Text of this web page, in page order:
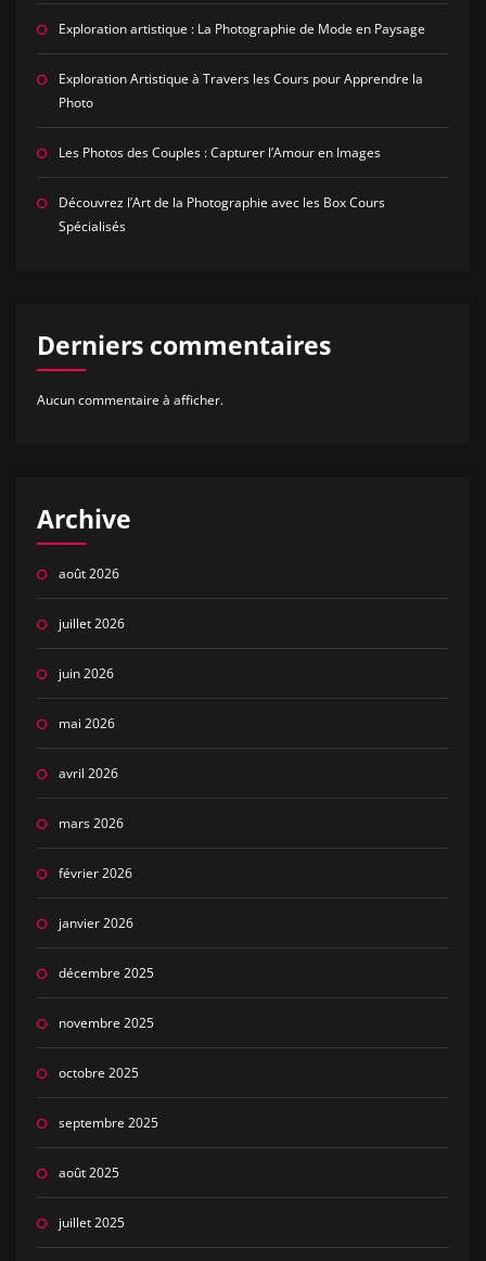
Exploration artistique : La Photographie de Mode en Paysage
Exploration Artistique à Travers les Cours pour Apprendre la
Photo
Les Photos des Couples : Capturer l’Amour en Images
Découvrez l’Art de la Photographie avec les Box Cours
Spécialisés
Derniers commentaires
Aucun commentaire à afficher.
Archive
août 2026
juillet 2026
juin 2026
mai 2026
avril 2026
mars 2026
février 2026
janvier 2026
décembre 2025
novembre 2025
octobre 2025
septembre 2025
août 2025
juillet 2025